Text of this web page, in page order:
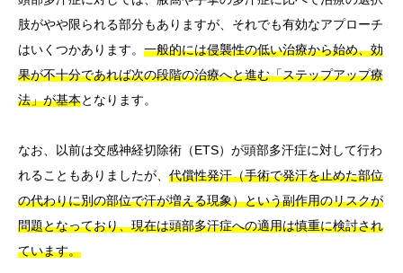
肢がやや限られる部分もありますが、それでも有効なアプローチ
はいくつかあります。 一般的には侵襲性の低い治療から始め、効
果が不十分であれば次の段階の治療へと進む「ステップアップ療
法」が基本となります。
なお、以前は交感神経切除術（ETS）が頭部多汗症に対して行わ
れることもありましたが、 代償性発汗（手術で発汗を止めた部位
の代わりに別の部位で汗が増える現象）という副作用のリスクが
問題となっており、現在は頭部多汗症への適用は慎重に検討され
ています。